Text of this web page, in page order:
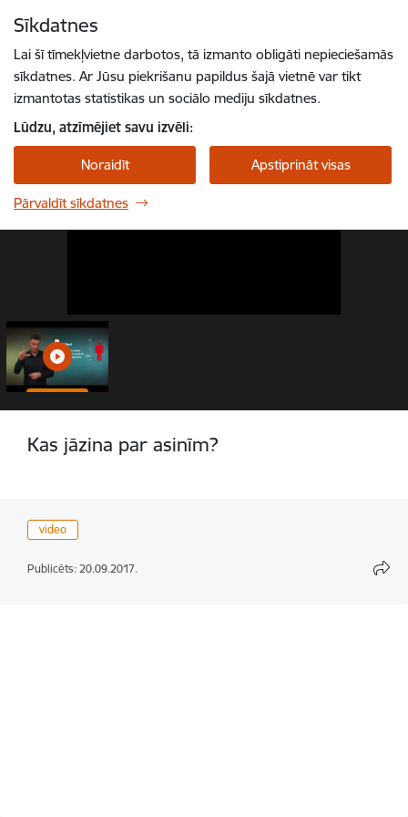
Sīkdatnes
Lai šī tīmekļvietne darbotos, tā izmanto obligāti nepieciešamās
sīkdatnes. Ar Jūsu piekrišanu papildus šajā vietnē var tikt
izmantotas statistikas un sociālo mediju sīkdatnes.
Lūdzu, atzīmējiet savu izvēli:
Noraidīt Apstiprināt visas
Pārvaldīt sīkdatnes
1 / 1
Kas jāzina par asinīm?
video
Publicēts: 20.09.2017.